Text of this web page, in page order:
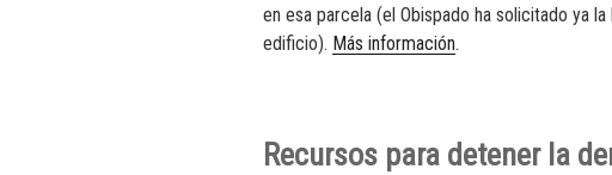
en esa parcela (el Obispado ha solicitado ya
edificio). Más información.
Recursos para detener la